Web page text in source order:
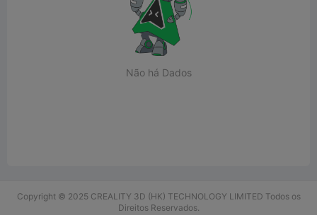
Não há Dados
Copyright © 2025 CREALITY 3D (HK) TECHNOLOGY LIMITED Todos os
Direitos Reservados.